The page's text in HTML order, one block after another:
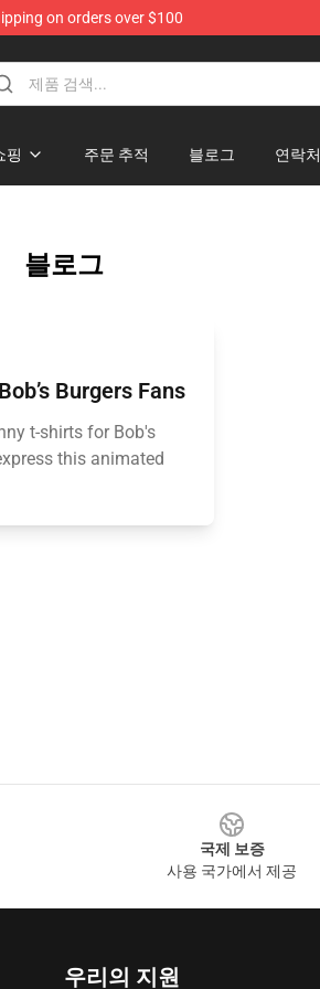
on orders over $100
핑 주문 추적 블로그 연락처
블로그
Burgers Fans
t-shirts for Bob's
this animated
국제 보증
사용 국가에서 제공
우리의 지원